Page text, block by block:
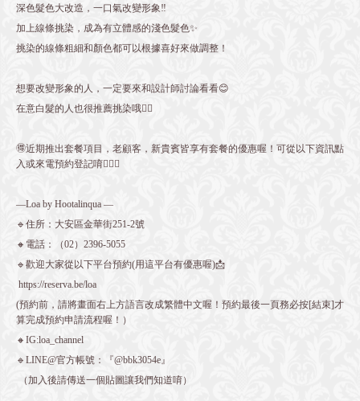
深色髮色大改造，一口氣改變形象️‼️
加上線條挑染，成為有立體感的淺色髮色✨
挑染的線條粗細和顏色都可以根據喜好來做調整！
想要改變形象的人，一定要來和設計師討論看看😊
在意白髮的人也很推薦挑染哦👍🏻
🉐近期推出套餐項目，老顧客，新貴賓皆享有套餐的優惠喔！可從以下資訊點
入或來電預約登記唷💁🏻‍♀️
—Loa by Hootalinqua —
🔹住所：大安區金華街251-2號
🔸電話：（02）2396-5055
🔹歡迎大家從以下平台預約(用這平台有優惠喔)📩
https://reserva.be/loa
(預約前，請將畫面右上方語言改成繁體中文喔！預約最後一頁務必按[結束]才
算完成預約申請流程喔！）
🔸IG:loa_channel
🔹LINE@官方帳號：『@bbk3054e』
（加入後請傳送一個貼圖讓我們知道唷）